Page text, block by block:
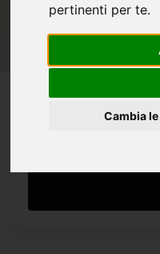
pertinenti per te.
Cambia
IN VENDITA